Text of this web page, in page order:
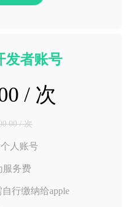
发者账号
/ 次
/ 次
人账号
服务费
行缴纳给apple